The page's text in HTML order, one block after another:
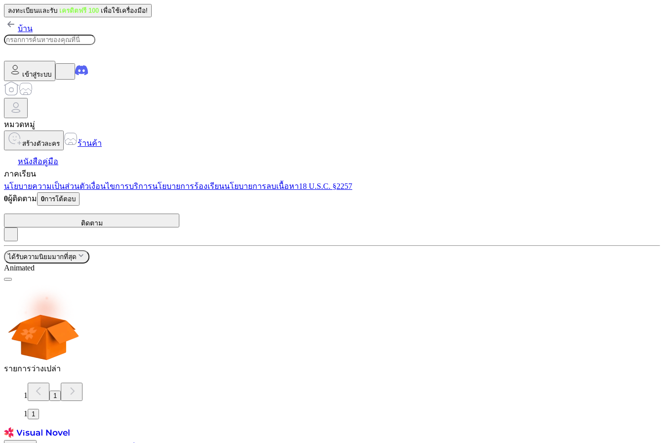
ลงทะเบียนและรับ เครดิตฟรี 100 เพื่อใช้เครื่องมือ!
บ้าน
เข้าสู่ระบบ
หมวดหมู่
สร้างตัวละคร ร้านค้า
หนังสือคู่มือ
ภาคเรียน
นโยบายความเป็นส่วนตัวเงื่อนไขการบริการนโยบายการร้องเรียนนโยบายการลบเนื้อหา18 U.S.C. §2257
0ผู้ติดตาม 0การโต้ตอบ
ติดตาม
ได้รับความนิยมมากที่สุด
Animated
รายการว่างเปล่า
1 1
1 1